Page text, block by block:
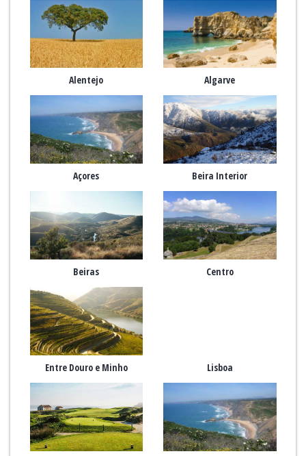
Alentejo Algarve
Açores Beira Interior
Beiras Centro
Entre Douro e Minho Lisboa